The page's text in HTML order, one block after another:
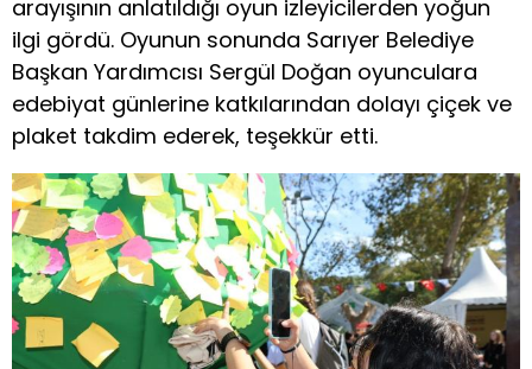
arayışının anlatıldığı oyun izleyicilerden yoğun
ilgi gördü. Oyunun sonunda Sarıyer Belediye
Başkan Yardımcısı Sergül Doğan oyunculara
edebiyat günlerine katkılarından dolayı çiçek ve
plaket takdim ederek, teşekkür etti.